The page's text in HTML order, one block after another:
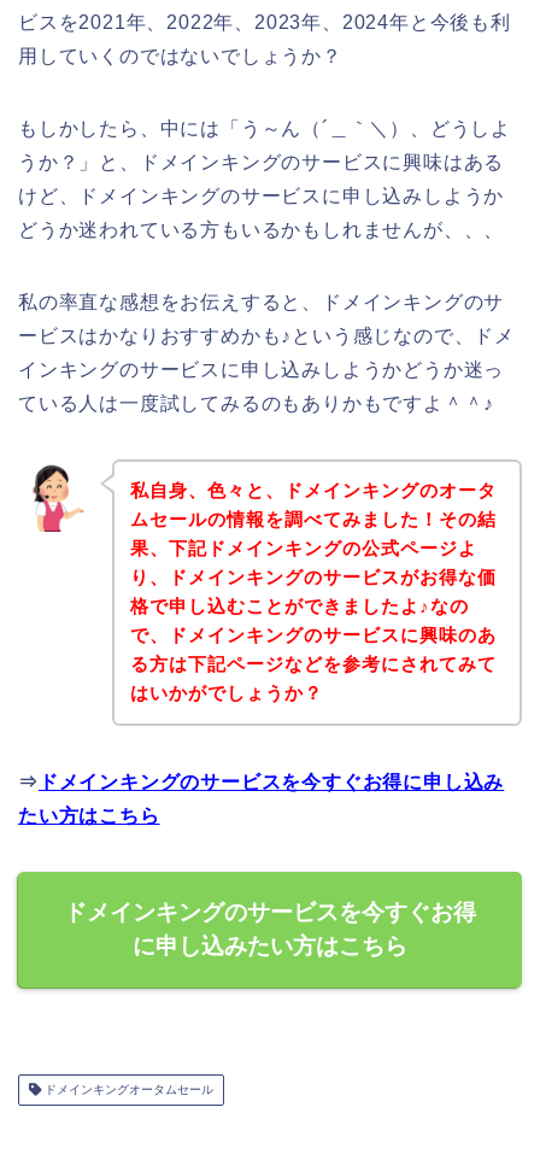
ビスを2021年、2022年、2023年、2024年と今後も利
用していくのではないでしょうか？
もしかしたら、中には「う～ん（´＿｀＼）、どうしよ
うか？」と、ドメインキングのサービスに興味はある
けど、ドメインキングのサービスに申し込みしようか
どうか迷われている方もいるかもしれませんが、、、
私の率直な感想をお伝えすると、ドメインキングのサ
ービスはかなりおすすめかも♪という感じなので、ドメ
インキングのサービスに申し込みしようかどうか迷っ
ている人は一度試してみるのもありかもですよ＾＾♪
私自身、色々と、ドメインキングのオータ
ムセールの情報を調べてみました！その結
果、下記ドメインキングの公式ページよ
り、ドメインキングのサービスがお得な価
格で申し込むことができましたよ♪なの
で、ドメインキングのサービスに興味のあ
る方は下記ページなどを参考にされてみて
はいかがでしょうか？
⇒ ドメインキングのサービスを今すぐお得に申し込み
たい方はこちら
ドメインキングのサービスを今すぐお得
に申し込みたい方はこちら
ドメインキングオータムセール